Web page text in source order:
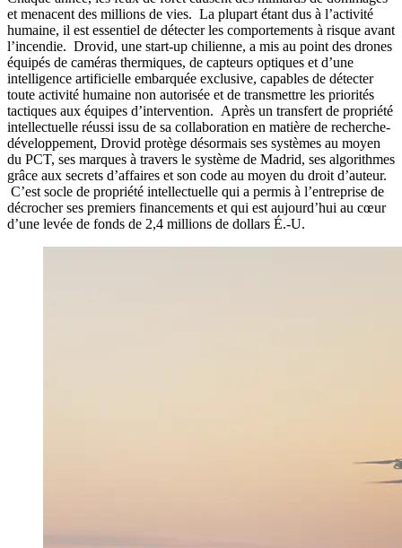
et menacent des millions de vies. La plupart étant dus à l’activité
humaine, il est essentiel de détecter les comportements à risque avant
l’incendie. Drovid, une start-up chilienne, a mis au point des drones
équipés de caméras thermiques, de capteurs optiques et d’une
intelligence artificielle embarquée exclusive, capables de détecter
toute activité humaine non autorisée et de transmettre les priorités
tactiques aux équipes d’intervention. Après un transfert de propriété
intellectuelle réussi issu de sa collaboration en matière de recherche-
développement, Drovid protège désormais ses systèmes au moyen
du PCT, ses marques à travers le système de Madrid, ses algorithmes
grâce aux secrets d’affaires et son code au moyen du droit d’auteur.
C’est socle de propriété intellectuelle qui a permis à l’entreprise de
décrocher ses premiers financements et qui est aujourd’hui au cœur
d’une levée de fonds de 2,4 millions de dollars É.-U.